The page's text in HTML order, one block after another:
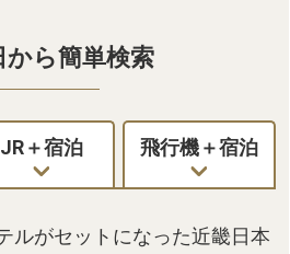
から簡単検索
JR＋宿泊 飛行機＋宿泊
ルがセットになった近畿日本